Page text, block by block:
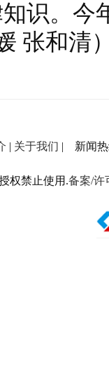
识。今
张和清
| 关于我们 | 新闻热
权禁止使用.备案/许